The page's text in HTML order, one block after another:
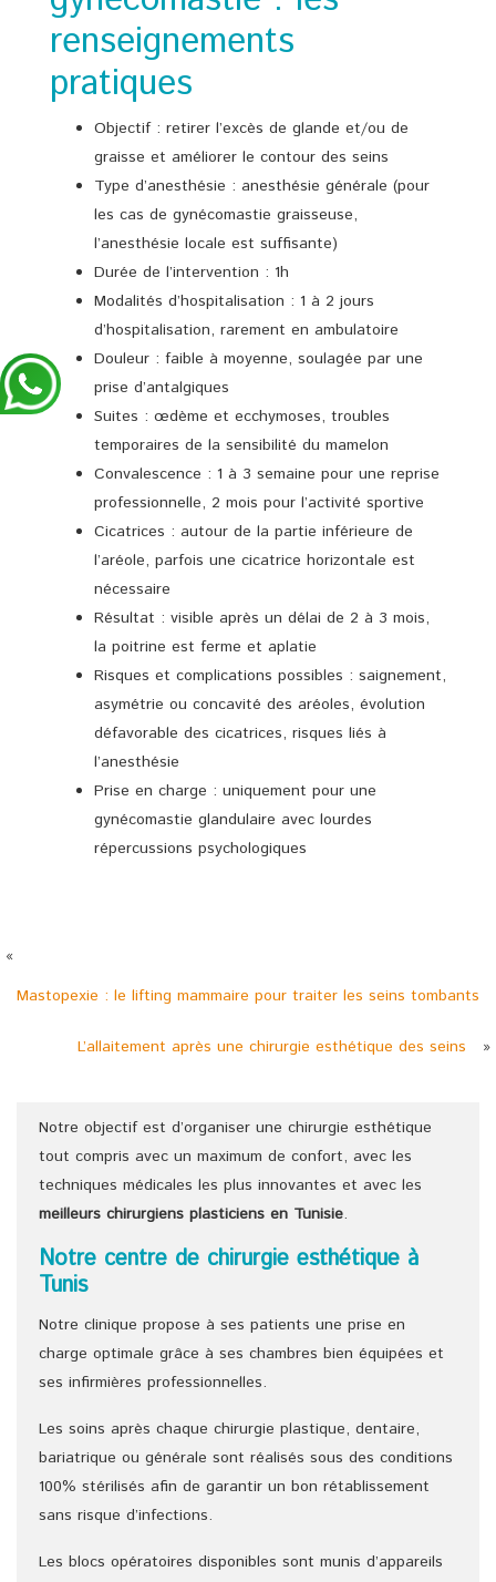
renseignements
pratiques
Objectif : retirer l’excès de glande et/ou de
graisse et améliorer le contour des seins
Type d’anesthésie : anesthésie générale (pour
les cas de gynécomastie graisseuse,
l’anesthésie locale est suffisante)
Durée de l’intervention : 1h
Modalités d’hospitalisation : 1 à 2 jours
d’hospitalisation, rarement en ambulatoire
Douleur : faible à moyenne, soulagée par une
prise d’antalgiques
Suites : œdème et ecchymoses, troubles
temporaires de la sensibilité du mamelon
Convalescence : 1 à 3 semaine pour une reprise
professionnelle, 2 mois pour l’activité sportive
Cicatrices : autour de la partie inférieure de
l’aréole, parfois une cicatrice horizontale est
nécessaire
Résultat : visible après un délai de 2 à 3 mois,
la poitrine est ferme et aplatie
Risques et complications possibles : saignement,
asymétrie ou concavité des aréoles, évolution
défavorable des cicatrices, risques liés à
l’anesthésie
Prise en charge : uniquement pour une
gynécomastie glandulaire avec lourdes
répercussions psychologiques
«
Mastopexie : le lifting mammaire pour traiter les seins tombants
L’allaitement après une chirurgie esthétique des seins »
Notre objectif est d’organiser une chirurgie esthétique
tout compris avec un maximum de confort, avec les
techniques médicales les plus innovantes et avec les
meilleurs chirurgiens plasticiens en Tunisie.
Notre centre de chirurgie esthétique à
Tunis
Notre clinique propose à ses patients une prise en
charge optimale grâce à ses chambres bien équipées et
ses infirmières professionnelles.
Les soins après chaque chirurgie plastique, dentaire,
bariatrique ou générale sont réalisés sous des conditions
100% stérilisés afin de garantir un bon rétablissement
sans risque d’infections.
Les blocs opératoires disponibles sont munis d’appareils